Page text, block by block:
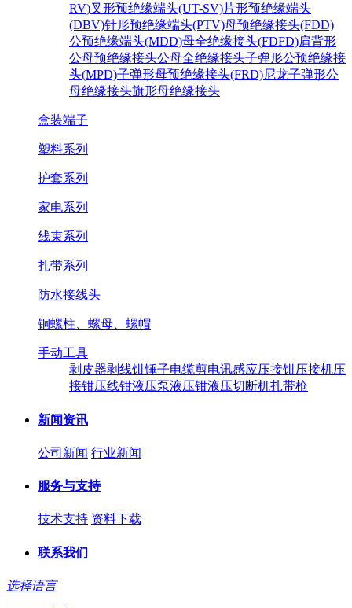
RV)叉形预绝缘端头(UT-SV)片形预绝缘端头
(DBV)针形预绝缘端头(PTV)母预绝缘接头(FDD)
公预绝缘端头(MDD)母全绝缘接头(FDFD)肩背形
公母预绝缘接头公母全绝缘接头子弹形公预绝缘接
头(MPD)子弹形母预绝缘接头(FRD)尼龙子弹形公
母绝缘接头旗形母绝缘接头
盒装端子
塑料系列
护套系列
家电系列
线束系列
扎带系列
防水接线头
铜螺柱、螺母、螺帽
手动工具
剥皮器剥线钳锤子电缆剪电讯感应压接钳压接机压
接钳压线钳液压泵液压钳液压切断机扎带枪
新闻资讯
公司新闻 行业新闻
服务与支持
技术支持 资料下载
联系我们
选择语言